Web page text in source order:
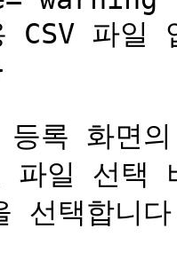
CSV 파일
록 화면
파일 선택
선택합니